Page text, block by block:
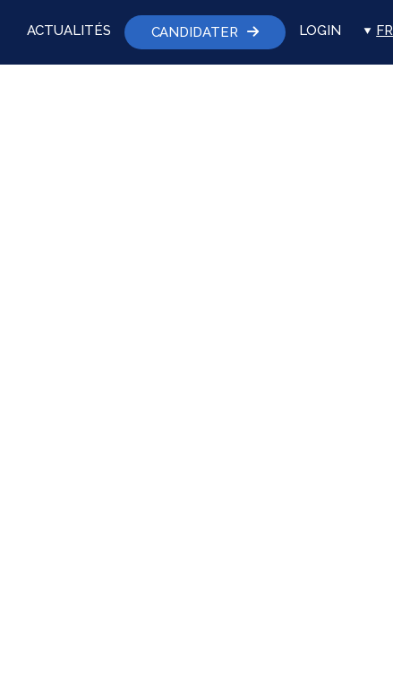
ACTUALITÉS CANDIDATER LOGIN FR